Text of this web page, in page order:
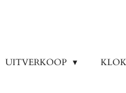
UITVERKOOP